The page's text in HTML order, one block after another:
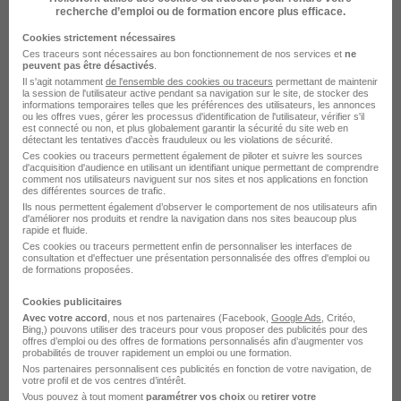
Roost-Warendin
Entreprise Acadomia
Emploi Roost-Warendin
Entreprise Roost-Warendin
DÉPOSEZ VOTRE CV
Rendez votre CV accessible à l’ensemble des
Rendre mon CV visible
recherche d’emploi ou de formation encore plus efficace.
Cookies strictement nécessaires
Ces traceurs sont nécessaires au bon fonctionnement de nos services et ne
peuvent pas être désactivés
Il s'agit notamment de l'ensemble des cookies ou traceurs permettant de maintenir
la session de l'utilisateur active pendant sa navigation sur le site, de stocker des
informations temporaires telles que les préférences des utilisateurs, les annonces
ou les offres vues, gérer les processus d'identification de l'utilisateur, vérifier s'il
est connecté ou non, et plus globalement garantir la sécurité du site web en
détectant les tentatives d'accès frauduleux ou les violations de sécurité.
Ces cookies ou traceurs permettent également de piloter et suivre les sources
d'acquisition d'audience en utilisant un identifiant unique permettant de comprendre
comment nos utilisateurs naviguent sur nos sites et nos applications en fonction
des différentes sources de trafic.
Ils nous permettent également d’observer le comportement de nos utilisateurs afin
d'améliorer nos produits et rendre la navigation dans nos sites beaucoup plus
rapide et fluide.
Ces cookies ou traceurs permettent enfin de personnaliser les interfaces de
consultation et d'effectuer une présentation personnalisée des offres d'emploi ou
de formations proposées.
Cookies publicitaires
Avec votre accord , nous et nos partenaires (Facebook, Google Ads , Critéo,
Bing,) pouvons utiliser des traceurs pour vous proposer des publicités pour des
offres d’emploi ou des offres de formations personnalisés afin d’augmenter vos
probabilités de trouver rapidement un emploi ou une formation.
Nos partenaires personnalisent ces publicités en fonction de votre navigation, de
votre profil et de vos centres d’intérêt.
Vous pouvez à tout moment paramétrer vos choix ou retirer votre